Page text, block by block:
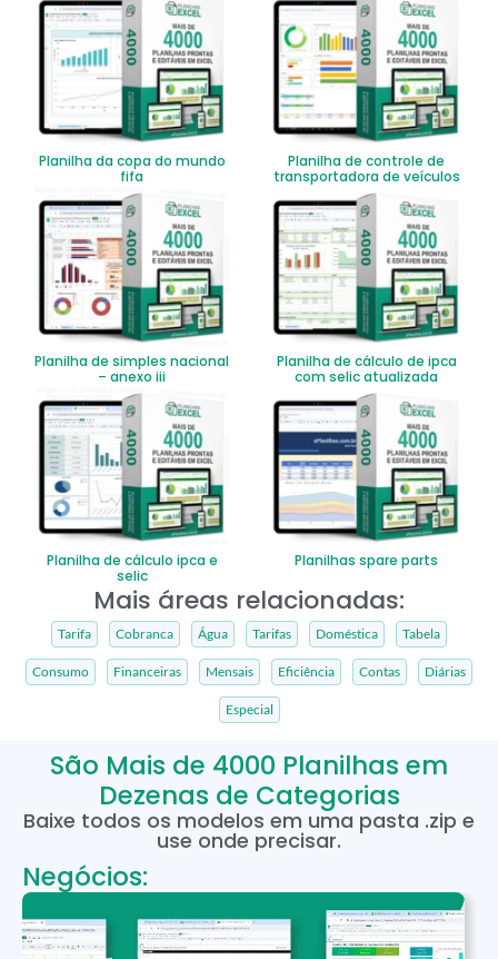
Planilha da copa do mundo
fifa
Planilha de controle de
transportadora de veículos
Planilha de simples nacional
– anexo iii
Planilha de cálculo de ipca
com selic atualizada
Planilha de cálculo ipca e
selic
Planilhas spare parts
Mais áreas relacionadas:
Tarifa Cobranca Água Tarifas Doméstica Tabela
Consumo Financeiras Mensais Eficiência Contas Diárias
Especial
São Mais de 4000 Planilhas em
Dezenas de Categorias
Baixe todos os modelos em uma pasta .zip e
use onde precisar.
Negócios: